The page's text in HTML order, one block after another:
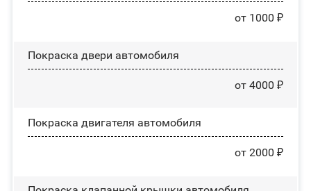
от 1000 ₽
Покраска двери автомобиля
от 4000 ₽
Покраска двигателя автомобиля
от 2000 ₽